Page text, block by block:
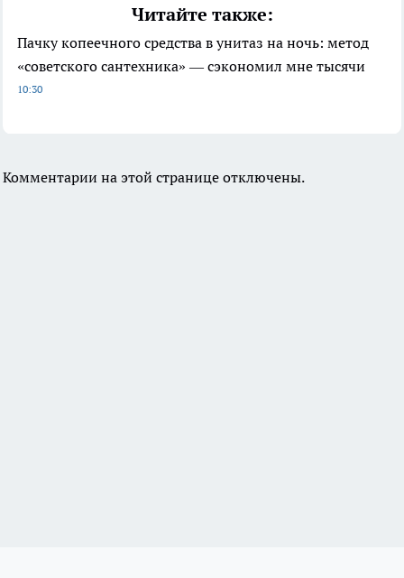
Читайте также:
Пачку копеечного средства в унитаз на ночь: метод
«советского сантехника» — сэкономил мне тысячи
10:30
Комментарии на этой странице отключены.